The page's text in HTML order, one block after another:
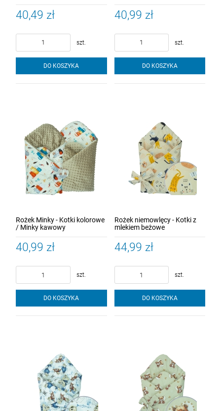
40,49 zł
szt.
DO KOSZYKA
40,99 zł
szt.
DO KOSZYKA
Rożek Minky - Kotki kolorowe
/ Minky kawowy
40,99 zł
szt.
DO KOSZYKA
Rożek niemowlęcy - Kotki z
mlekiem beżowe
44,99 zł
szt.
DO KOSZYKA